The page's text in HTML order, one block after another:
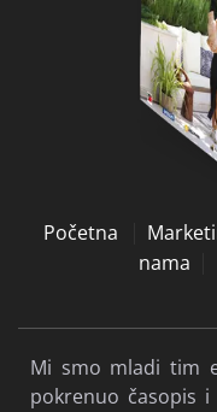
Početna
nama
Mi smo mladi tim
pokrenuo časopis i